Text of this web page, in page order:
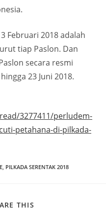
Februari 2018 adalah
tiap Paslon. Dan
secara resmi
23 Juni 2018.
3277411/perludem-
petahana-di-pilkada-
PILKADA SERENTAK 2018
THIS